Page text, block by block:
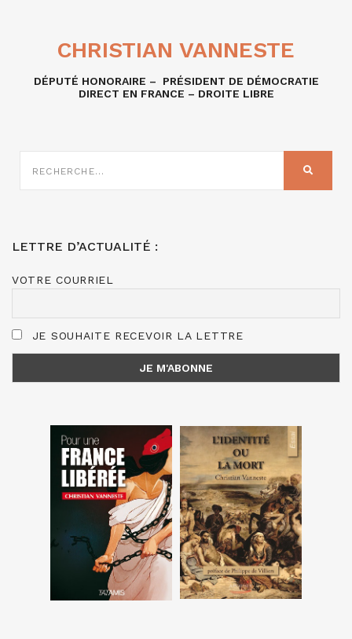
CHRISTIAN VANNESTE
DÉPUTÉ HONORAIRE – PRÉSIDENT DE DÉMOCRATIE
DIRECT EN FRANCE – DROITE LIBRE
SUR
LETTRE D’ACTUALITÉ :
VOTRE COURRIEL
JE SOUHAITE RECEVOIR LA LETTRE